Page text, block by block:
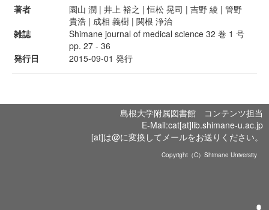
著者
園山 潤 | 井上 裕之 | 恒松 晃司 | 吉野 綾 | 管野
貴浩 | 成相 義樹 | 関根 浄治
雑誌
Shimane journal of medical science 32 巻 1 号
pp. 27 - 36
発行日
2015-09-01 発行
島根大学附属図書館 コンテンツ担当
E-Mail:cat[at]lib.shimane-u.ac.jp
[at]は@に変換してメールをお送りください。
Copyright（C）Shimane University